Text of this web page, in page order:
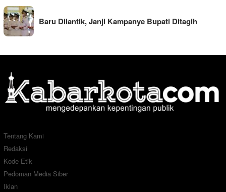
Baru Dilantik, Janji Kampanye Bupati Ditagih
Tentang Kami
Redaksi
Kode Etik
Pedoman Media Siber
Iklan